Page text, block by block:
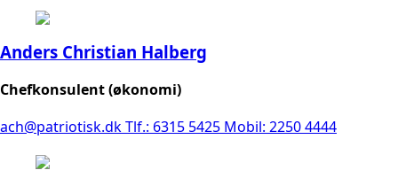
Anders Christian Halberg
Chefkonsulent (økonomi)
ach@patriotisk.dkTlf.: 6315 5425 Mobil: 2250 4444